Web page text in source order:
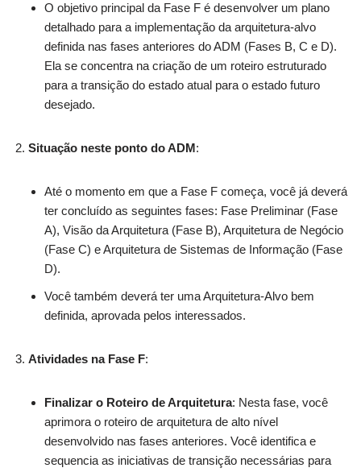
O objetivo principal da Fase F é desenvolver um plano
detalhado para a implementação da arquitetura-alvo
definida nas fases anteriores do ADM (Fases B, C e D).
Ela se concentra na criação de um roteiro estruturado
para a transição do estado atual para o estado futuro
desejado.
Situação neste ponto do ADM:
Até o momento em que a Fase F começa, você já deverá
ter concluído as seguintes fases: Fase Preliminar (Fase
A), Visão da Arquitetura (Fase B), Arquitetura de Negócio
(Fase C) e Arquitetura de Sistemas de Informação (Fase
D).
Você também deverá ter uma Arquitetura-Alvo bem
definida, aprovada pelos interessados.
Atividades na Fase F:
Finalizar o Roteiro de Arquitetura: Nesta fase, você
aprimora o roteiro de arquitetura de alto nível
desenvolvido nas fases anteriores. Você identifica e
sequencia as iniciativas de transição necessárias para